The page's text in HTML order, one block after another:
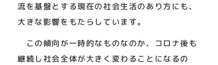
流を基盤とする現在の社会生活のあり方にも、
大きな影響をもたらしています。
この傾向が一時的なものなのか、コロナ後も
継続し社会全体が大きく変わることになるの